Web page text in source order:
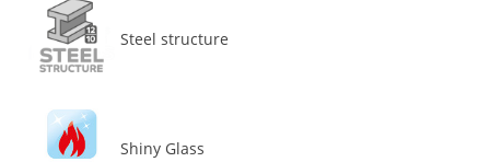
Steel structure
Shiny Glass